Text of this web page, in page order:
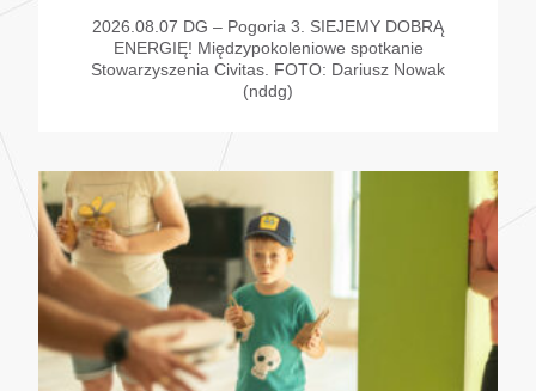
2026.08.07 DG – Pogoria 3. SIEJEMY DOBRĄ
ENERGIĘ! Międzypokoleniowe spotkanie
Stowarzyszenia Civitas. FOTO: Dariusz Nowak
(nddg)